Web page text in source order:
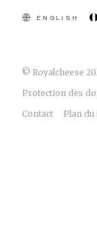
© Royalcheese
Protection des
Contact
Plan du
ENGLISH